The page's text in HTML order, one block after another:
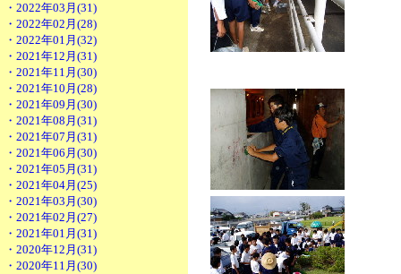
・2022年03月(31)
・2022年02月(28)
・2022年01月(32)
・2021年12月(31)
・2021年11月(30)
・2021年10月(28)
・2021年09月(30)
・2021年08月(31)
・2021年07月(31)
・2021年06月(30)
・2021年05月(31)
・2021年04月(25)
・2021年03月(30)
・2021年02月(27)
・2021年01月(31)
・2020年12月(31)
・2020年11月(30)